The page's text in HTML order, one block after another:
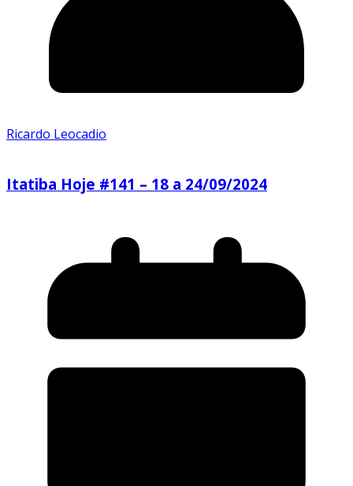
Ricardo Leocadio
Itatiba Hoje #141 – 18 a 24/09/2024